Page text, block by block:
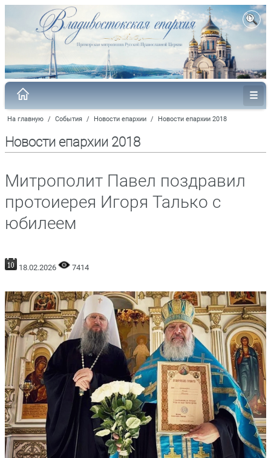
На главную / События / Новости епархии / Новости епархии 2018
Новости епархии 2018
Митрополит Павел поздравил
протоиерея Игоря Талько с
юбилеем
18.02.2026 7414